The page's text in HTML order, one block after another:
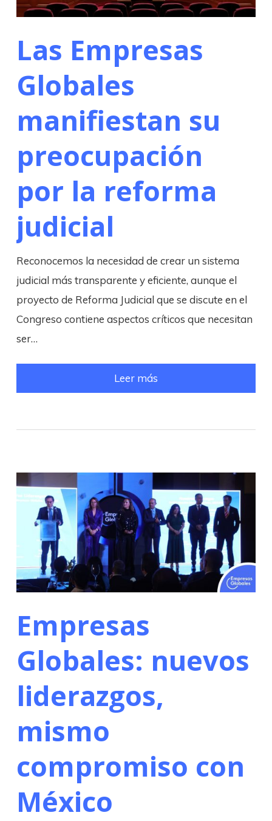
Las Empresas
Globales
manifiestan su
preocupación
por la reforma
judicial
Reconocemos la necesidad de crear un sistema
judicial más transparente y eficiente, aunque el
proyecto de Reforma Judicial que se discute en el
Congreso contiene aspectos críticos que necesitan
ser…
Leer más
Empresas
Globales: nuevos
liderazgos,
mismo
compromiso con
México